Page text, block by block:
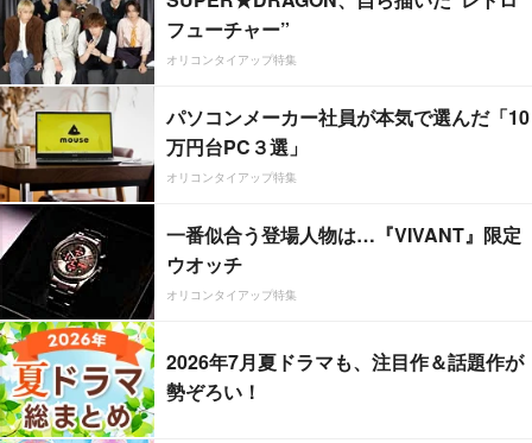
フューチャー”
オリコンタイアップ特集
パソコンメーカー社員が本気で選んだ「10
万円台PC３選」
オリコンタイアップ特集
一番似合う登場人物は…『VIVANT』限定
ウオッチ
オリコンタイアップ特集
2026年7月夏ドラマも、注目作＆話題作が
勢ぞろい！